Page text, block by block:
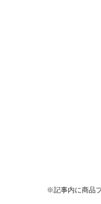
※記事内に商品